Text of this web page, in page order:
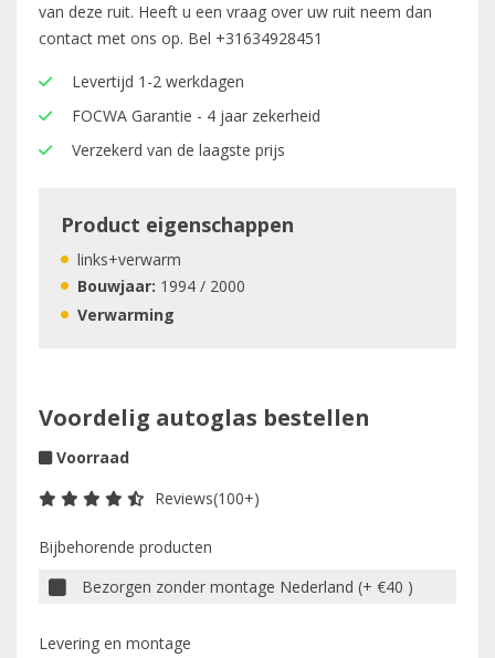
van deze ruit. Heeft u een vraag over uw ruit neem dan
contact met ons op. Bel +31634928451
Levertijd 1-2 werkdagen
FOCWA Garantie - 4 jaar zekerheid
Verzekerd van de laagste prijs
Product eigenschappen
links+verwarm
Bouwjaar: 1994 / 2000
Verwarming
Voordelig autoglas bestellen
Voorraad
Reviews(100+)
Bijbehorende producten
Bezorgen zonder montage Nederland (+ €40 )
Levering en montage